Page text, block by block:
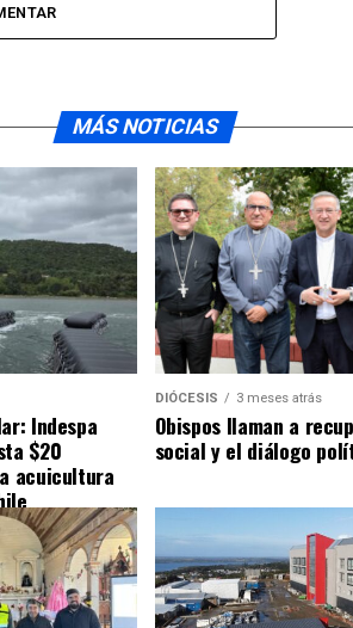
MÁS NOTICIAS
Indespa
$20
acuicultura
DIÓCESIS 3 meses atrás
Obispos llaman a
social y el diálogo